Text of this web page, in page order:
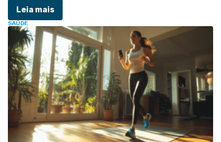
Leia mais
SAÚDE